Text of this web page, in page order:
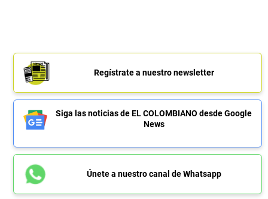
Regístrate a nuestro newsletter
Siga las noticias de EL COLOMBIANO desde Google
News
Únete a nuestro canal de Whatsapp